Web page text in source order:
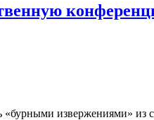
извержениями» из